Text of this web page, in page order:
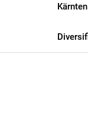
Kärnten
LK Kärnten